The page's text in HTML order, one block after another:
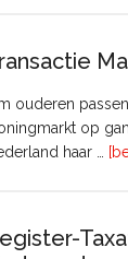
ouderen
op
haar …